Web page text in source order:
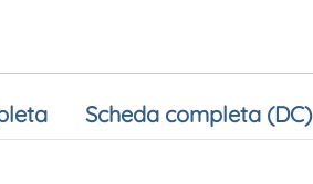
Scheda completa (DC)